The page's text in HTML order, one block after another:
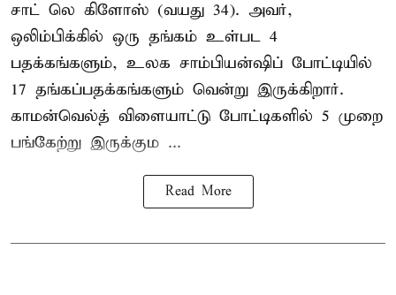
சாட் லெ கிளோஸ் (வயது 34). அவர்,
ஒலிம்பிக்கில் ஒரு தங்கம் உள்பட 4
பதக்கங்களும், உலக சாம்பியன்ஷிப் போட்டியில்
17 தங்கப்பதக்கங்களும் வென்று இருக்கிறார்.
காமன்வெல்த் விளையாட்டு போட்டிகளில் 5 முறை
பங்கேற்று இருக்கும ...
Read More